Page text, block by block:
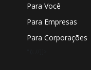
Para Você
Para Empresas
Para Corporações